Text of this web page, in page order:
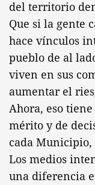
del territorio
Que si la gente
hace vínculos
pueblo de al
viven en sus
aumentar el
Ahora, eso
mérito y de
cada Municipio,
Los medios
una diferencia